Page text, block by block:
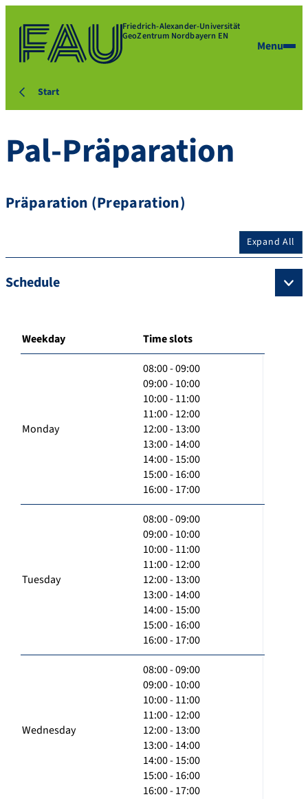
Friedrich-Alexander-Universität
GeoZentrum Nordbayern EN
Menu
Start
Pal-Präparation
Präparation (Preparation)
Expand All
Schedule
Weekday Time slots
Monday
08:00 - 09:00
09:00 - 10:00
10:00 - 11:00
11:00 - 12:00
12:00 - 13:00
13:00 - 14:00
14:00 - 15:00
15:00 - 16:00
16:00 - 17:00
Tuesday
08:00 - 09:00
09:00 - 10:00
10:00 - 11:00
11:00 - 12:00
12:00 - 13:00
13:00 - 14:00
14:00 - 15:00
15:00 - 16:00
16:00 - 17:00
Wednesday
08:00 - 09:00
09:00 - 10:00
10:00 - 11:00
11:00 - 12:00
12:00 - 13:00
13:00 - 14:00
14:00 - 15:00
15:00 - 16:00
16:00 - 17:00